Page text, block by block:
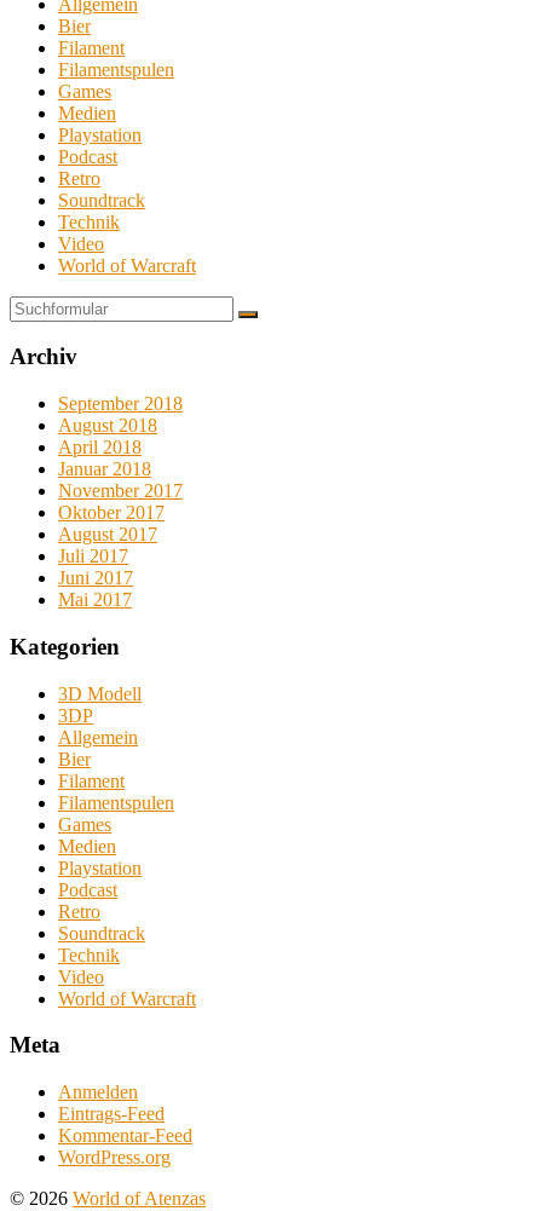
Bier
Filament
Filamentspulen
Games
Medien
Playstation
Podcast
Retro
Soundtrack
Technik
Video
World of Warcraft
Suchen
Archiv
September 2018
August 2018
April 2018
Januar 2018
November 2017
Oktober 2017
August 2017
Juli 2017
Juni 2017
Mai 2017
Kategorien
3D Modell
3DP
Allgemein
Bier
Filament
Filamentspulen
Games
Medien
Playstation
Podcast
Retro
Soundtrack
Technik
Video
World of Warcraft
Meta
Anmelden
Eintrags-Feed
Kommentar-Feed
WordPress.org
Nach
© 2026 World of Atenzas